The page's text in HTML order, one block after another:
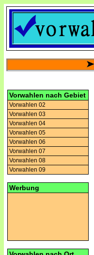
Vorwahlen nach Gebiet
Vorwahlen 02
Vorwahlen 03
Vorwahlen 04
Vorwahlen 05
Vorwahlen 06
Vorwahlen 07
Vorwahlen 08
Vorwahlen 09
Werbung